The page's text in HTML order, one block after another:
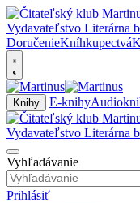
DoručenieKníhkupectvá
Knihy E-knihy
Vyhľadávanie
Prihlásiť